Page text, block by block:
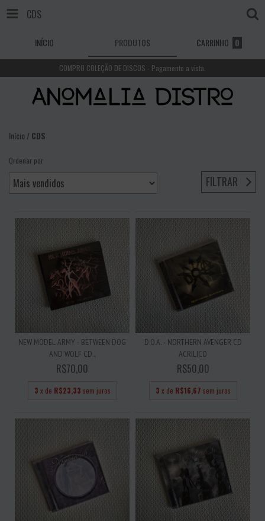
CDS
INÍCIO PRODUTOS CARRINHO 0
COMPRO COLEÇÃO DE DISCOS - Pagamento a vista.
Início /CDS
Ordenar por
FILTRAR
NEW MODEL ARMY - BETWEEN DOG
AND WOLF CD...
R$70,00
3 x de R$23,33 sem juros
D.O.A. - NORTHERN AVENGER CD
ACRILICO
R$50,00
3 x de R$16,67 sem juros